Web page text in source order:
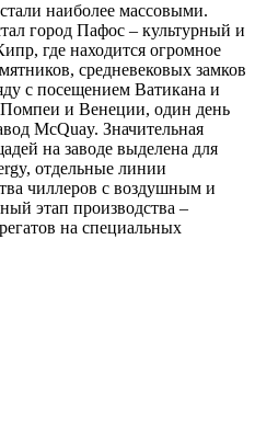
наиболее массовыми.
город Пафос – культурный и
где находится огромное
средневековых замков
с посещением Ватикана и
Помпеи и Венеции, один день
McQuay. Значительная
на заводе выделена для
отдельные линии
чиллеров с воздушным и
этап производства –
на специальных